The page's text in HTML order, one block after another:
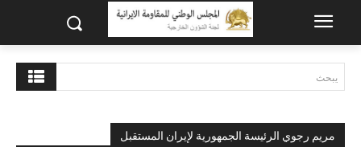
يبحث
مريم رجوي الرئيسة الجمهورية لإيران المستقبل